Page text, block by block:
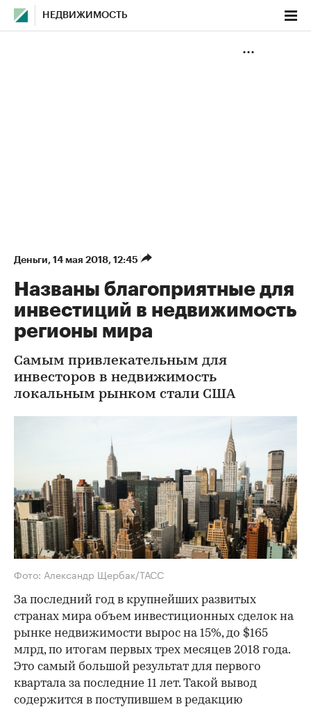
НЕДВИЖИМОСТЬ
Деньги⁠, 14 мая 2018, 12:45
Названы благоприятные для
инвестиций в недвижимость
регионы мира
Самым привлекательным для
инвесторов в недвижимость
локальным рынком стали США
Фото: Александр Щербак/ТАСС
За последний год в крупнейших развитых
странах мира объем инвестиционных сделок на
рынке недвижимости вырос на 15%, до $165
млрд, по итогам первых трех месяцев 2018 года.
Это самый большой результат для первого
квартала за последние 11 лет. Такой вывод
содержится в поступившем в редакцию